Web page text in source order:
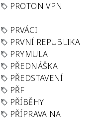
PROTON VPN
PRVÁCI
PRVNÍ REPUBLIKA
PRYMULA
PŘEDNÁŠKA
PŘEDSTAVENÍ
PŘF
PŘÍBĚHY
PŘÍPRAVA NA